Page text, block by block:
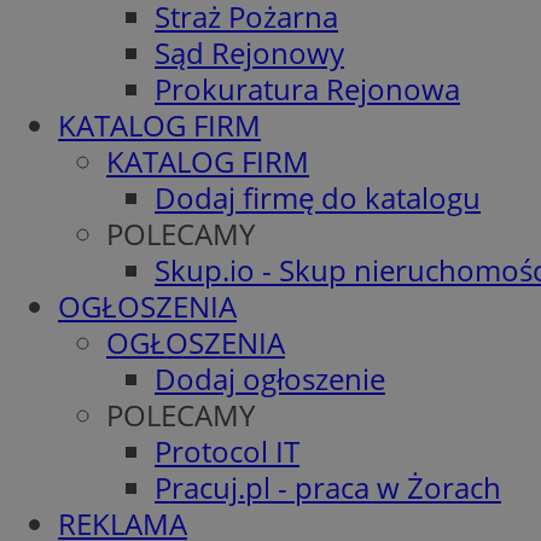
Straż Pożarna
Sąd Rejonowy
Prokuratura Rejonowa
KATALOG FIRM
KATALOG FIRM
Dodaj firmę do katalogu
POLECAMY
Skup.io - Skup
OGŁOSZENIA
OGŁOSZENIA
Dodaj ogłoszenie
POLECAMY
Protocol IT
Pracuj.pl - praca w Żorach
REKLAMA